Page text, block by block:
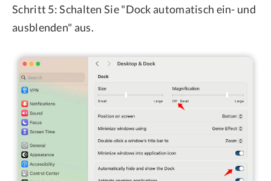
Schritt 5: Schalten Sie "Dock automatisch ein- und
ausblenden" aus.